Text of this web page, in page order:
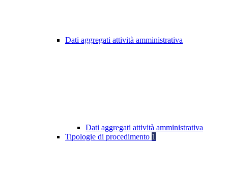
Dati aggregati attività amministrativa
Dati aggregati attività amministrativa
Tipologie di procedimento 1